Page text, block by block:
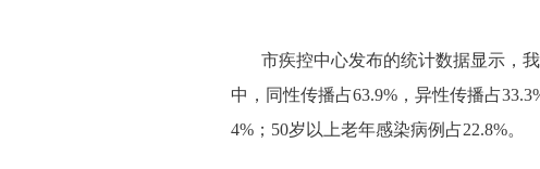
市疾控中心发布的统计数据显示，
中，同性传播占63.9%，异性传播占
4%；50岁以上老年感染病例占22.8%。